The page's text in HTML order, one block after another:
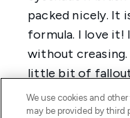
We use cookies and
may be provided by third